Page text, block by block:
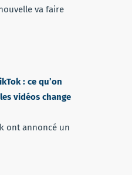
va faire
: ce qu’on
vidéos change
ont annoncé un